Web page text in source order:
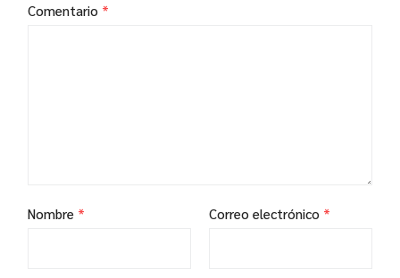
Comentario *
Nombre * Correo electrónico *